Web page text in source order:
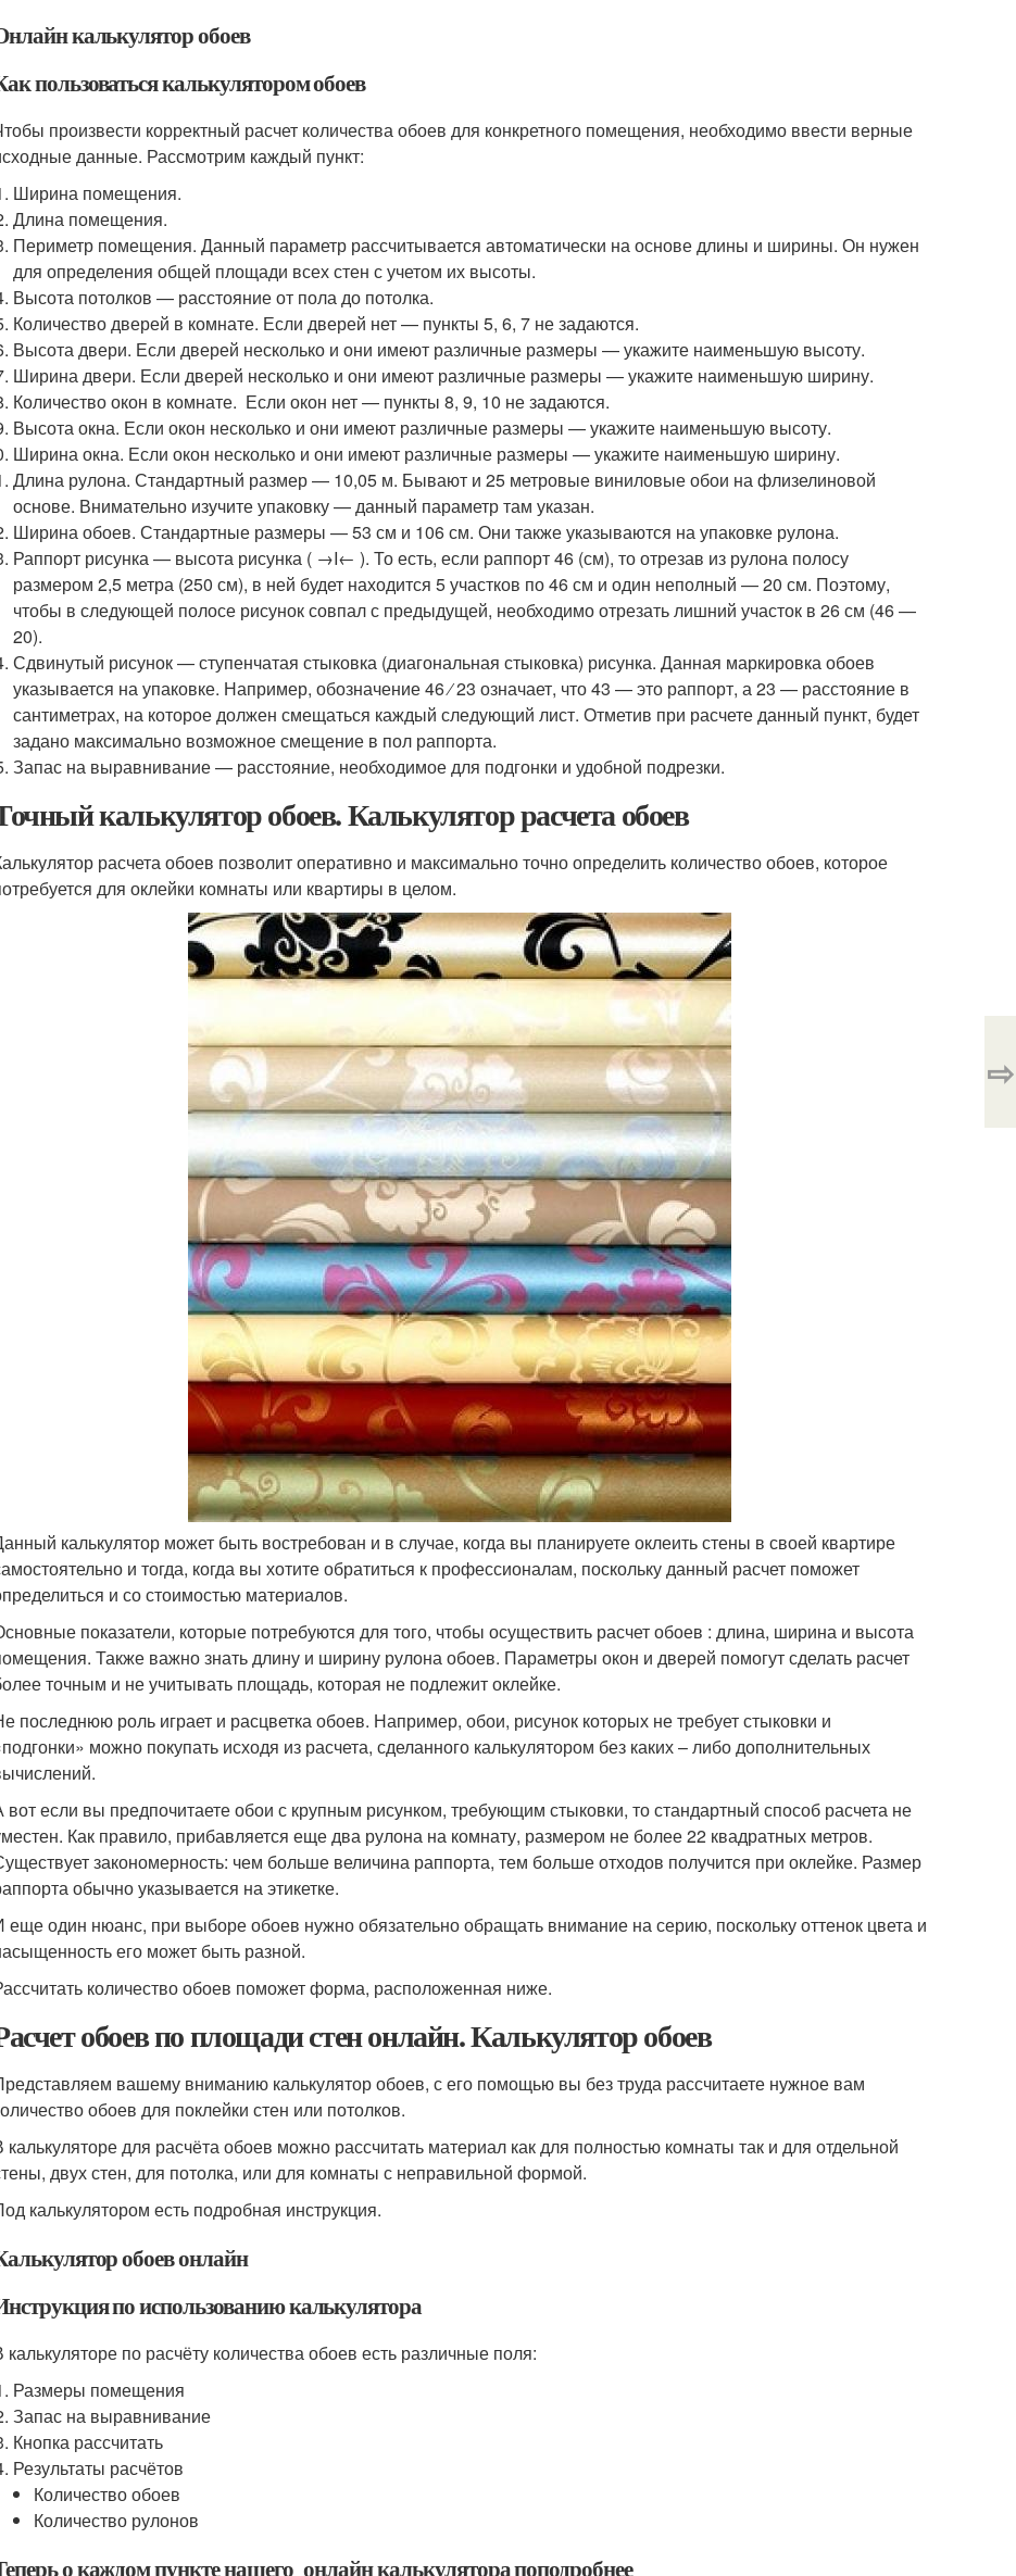
калькулятор обоев
пользоваться калькулятором обоев
произвести корректный расчет количества обоев для конкретного помещения, необходимо ввести верные
данные. Рассмотрим каждый пункт:
Ширина помещения.
Длина помещения.
Периметр помещения. Данный параметр рассчитывается автоматически на основе длины и ширины. Он нужен
для определения общей площади всех стен с учетом их высоты.
Высота потолков — расстояние от пола до потолка.
Количество дверей в комнате. Если дверей нет — пункты 5, 6, 7 не задаются.
Высота двери. Если дверей несколько и они имеют различные размеры — укажите наименьшую высоту.
Ширина двери. Если дверей несколько и они имеют различные размеры — укажите наименьшую ширину.
Количество окон в комнате. Если окон нет — пункты 8, 9, 10 не задаются.
Высота окна. Если окон несколько и они имеют различные размеры — укажите наименьшую высоту.
Ширина окна. Если окон несколько и они имеют различные размеры — укажите наименьшую ширину.
Длина рулона. Стандартный размер — 10,05 м. Бывают и 25 метровые виниловые обои на флизелиновой
основе. Внимательно изучите упаковку — данный параметр там указан.
Ширина обоев. Стандартные размеры — 53 см и 106 см. Они также указываются на упаковке рулона.
Раппорт рисунка — высота рисунка ( →I← ). То есть, если раппорт 46 (см), то отрезав из рулона полосу
размером 2,5 метра (250 см), в ней будет находится 5 участков по 46 см и один неполный — 20 см. Поэтому,
чтобы в следующей полосе рисунок совпал с предыдущей, необходимо отрезать лишний участок в 26 см (46 —
20).
Сдвинутый рисунок — ступенчатая стыковка (диагональная стыковка) рисунка. Данная маркировка обоев
указывается на упаковке. Например, обозначение 46 ⁄ 23 означает, что 43 — это раппорт, а 23 — расстояние в
сантиметрах, на которое должен смещаться каждый следующий лист. Отметив при расчете данный пункт, будет
задано максимально возможное смещение в пол раппорта.
Запас на выравнивание — расстояние, необходимое для подгонки и удобной подрезки.
калькулятор обоев. Калькулятор расчета обоев
расчета обоев позволит оперативно и максимально точно определить количество обоев, которое
для оклейки комнаты или квартиры в целом.
калькулятор может быть востребован и в случае, когда вы планируете оклеить стены в своей квартире
и тогда, когда вы хотите обратиться к профессионалам, поскольку данный расчет поможет
и со стоимостью материалов.
показатели, которые потребуются для того, чтобы осуществить расчет обоев : длина, ширина и высота
Также важно знать длину и ширину рулона обоев. Параметры окон и дверей помогут сделать расчет
точным и не учитывать площадь, которая не подлежит оклейке.
последнюю роль играет и расцветка обоев. Например, обои, рисунок которых не требует стыковки и
можно покупать исходя из расчета, сделанного калькулятором без каких – либо дополнительных
вот если вы предпочитаете обои с крупным рисунком, требующим стыковки, то стандартный способ расчета не
Как правило, прибавляется еще два рулона на комнату, размером не более 22 квадратных метров.
закономерность: чем больше величина раппорта, тем больше отходов получится при оклейке. Размер
обычно указывается на этикетке.
еще один нюанс, при выборе обоев нужно обязательно обращать внимание на серию, поскольку оттенок цвета и
его может быть разной.
количество обоев поможет форма, расположенная ниже.
обоев по площади стен онлайн. Калькулятор обоев
вашему вниманию калькулятор обоев, с его помощью вы без труда рассчитаете нужное вам
обоев для поклейки стен или потолков.
калькуляторе для расчёта обоев можно рассчитать материал как для полностью комнаты так и для отдельной
двух стен, для потолка, или для комнаты с неправильной формой.
калькулятором есть подробная инструкция.
обоев онлайн
по использованию калькулятора
калькуляторе по расчёту количества обоев есть различные поля:
Размеры помещения
Запас на выравнивание
Кнопка рассчитать
Результаты расчётов
Количество обоев
Количество рулонов
о каждом пункте нашего онлайн калькулятора поподробнее
⇨